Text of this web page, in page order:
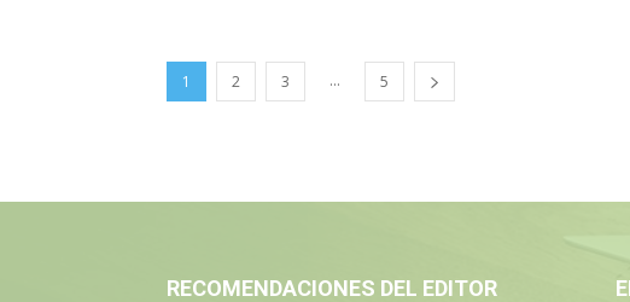
1 2 3 ... 5
RECOMENDACIONES DEL EDITOR